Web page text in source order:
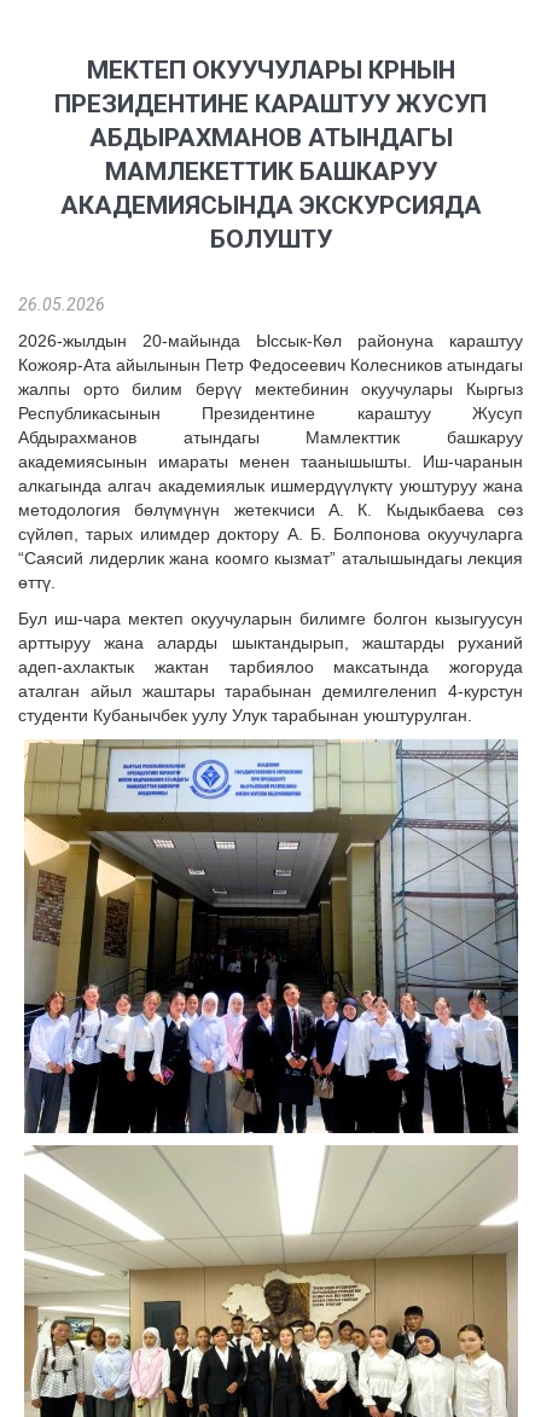
МЕКТЕП ОКУУЧУЛАРЫ КРНЫН
ПРЕЗИДЕНТИНЕ КАРАШТУУ ЖУСУП
АБДЫРАХМАНОВ АТЫНДАГЫ
МАМЛЕКЕТТИК БАШКАРУУ
АКАДЕМИЯСЫНДА ЭКСКУРСИЯДА
БОЛУШТУ
26.05.2026
2026-жылдын 20-майында Ыссык-Көл районуна караштуу
Кожояр-Ата айылынын Петр Федосеевич Колесников атындагы
жалпы орто билим берүү мектебинин окуучулары Кыргыз
Республикасынын Президентине караштуу Жусуп
Абдырахманов атындагы Мамлекттик башкаруу
академиясынын имараты менен таанышышты. Иш-чаранын
алкагында алгач академиялык ишмердүүлүктү уюштуруу жана
методология бөлүмүнүн жетекчиси А. К. Кыдыкбаева сөз
сүйлөп, тарых илимдер доктору А. Б. Болпонова окуучуларга
“Саясий лидерлик жана коомго кызмат” аталышындагы лекция
өттү.
Бул иш-чара мектеп окуучуларын билимге болгон кызыгуусун
арттыруу жана аларды шыктандырып, жаштарды руханий
адеп-ахлактык жактан тарбиялоо максатында жогоруда
аталган айыл жаштары тарабынан демилгеленип 4-курстун
студенти Кубанычбек уулу Улук тарабынан уюштурулган.